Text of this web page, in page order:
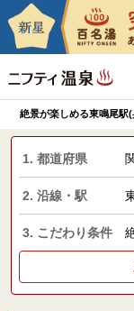
絶景が楽しめる東鳴尾駅
1. 都道府県
2. 沿線・駅
3. こだわり条件